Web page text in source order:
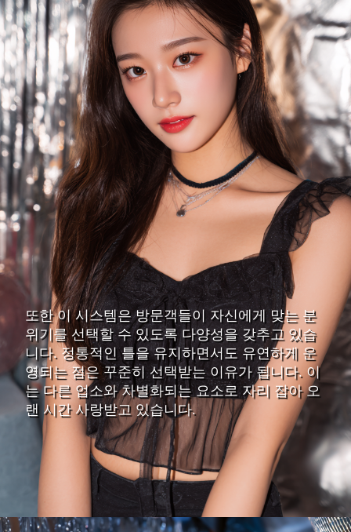
또한 이 시스템은 방문객들이 자신에게 맞는 분
위기를 선택할 수 있도록 다양성을 갖추고 있습
니다. 정통적인 틀을 유지하면서도 유연하게 운
영되는 점은 꾸준히 선택받는 이유가 됩니다. 이
는 다른 업소와 차별화되는 요소로 자리 잡아 오
랜 시간 사랑받고 있습니다.